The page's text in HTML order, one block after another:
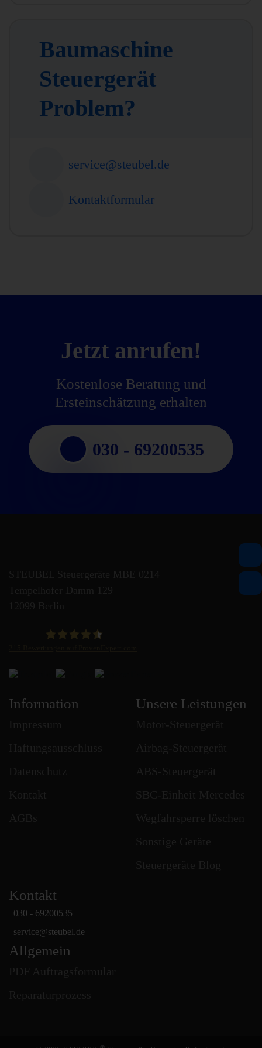
Baumaschine
Steuergerät
Problem?
service@steubel.de
Kontaktformular
Jetzt anrufen!
Kostenlose Beratung und
Ersteinschätzung erhalten
030 - 69200535
STEUBEL Steuergeräte Annahme Filiale MBE 0214
Information Unsere Leistungen
Kontakt
030 - 69200535
service@steubel.de
Allgemein